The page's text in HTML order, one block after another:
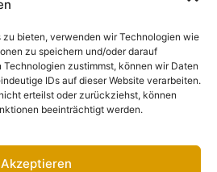
zu bieten, verwenden wir Technologien wie
zu speichern und/oder darauf
Technologien zustimmst, können wir Daten
IDs auf dieser Website verarbeiten.
erteilst oder zurückziehst, können
beeinträchtigt werden.
Akzeptieren